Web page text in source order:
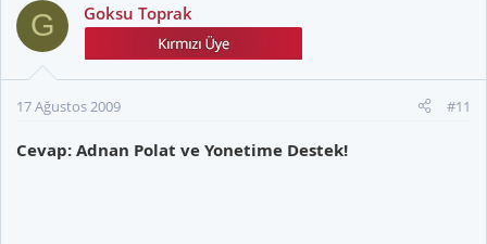
G Goksu Toprak
17 Ağustos 2009 #11
Cevap: Adnan Polat ve Yonetime Destek!